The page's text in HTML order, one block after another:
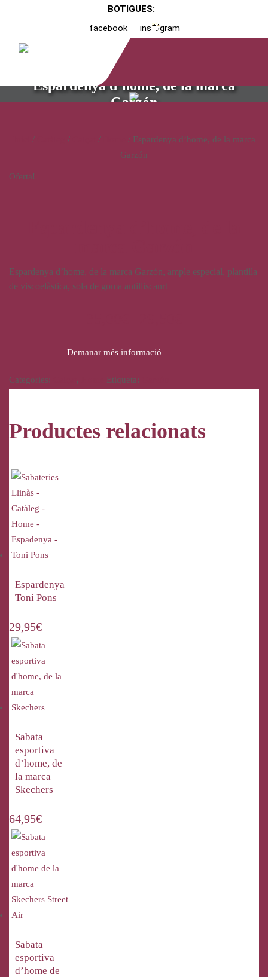
BOTIGUES:
facebook
instagram
Espardenya d’home, de la marca
Garzón
/ / /
/ Espardenya d’home, de la marca
Garzón
Oferta!
Espardenya d’home, de la marca Garzón, ample especial, plantilla
de viscoelàstica, sola de goma antilliscanrt
Demanar més informació
Categories: , Etiqueta:
Productes relacionats
Espardenya
Toni Pons
29,95€
Sabata
esportiva
d’home, de
la marca
Skechers
64,95€
Sabata
esportiva
d’home de